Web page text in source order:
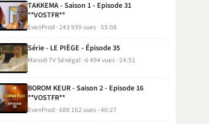
TAKKEMA - Saison 1 - Episode 31
**VOSTFR**
EvenProd 243 939 vues 55:08
Série - LE PIÈGE - Épisode 35
Marodi TV Sénégal 6 494 vues 24:51
BOROM KEUR - Saison 2 - Episode 16
**VOSTFR**
EvenProd 688 162 vues 40:27